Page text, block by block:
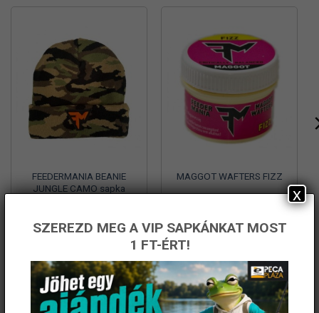
FEEDERMANIA BEANIE
JUNGLE CAMO sapka
MAGGOT WAFTERS FIZZ
Fishingoutlet
SZEREZD MEG A VIP SAPKÁNKAT MOST
1 FT-ÉRT!
x